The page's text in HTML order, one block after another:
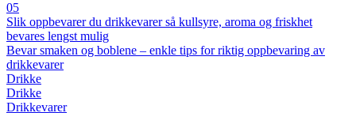
05
Slik oppbevarer du drikkevarer så kullsyre, aroma og friskhet
bevares lengst mulig
Bevar smaken og boblene – enkle tips for riktig oppbevaring av
drikkevarer
Drikke
Drikke
Drikkevarer